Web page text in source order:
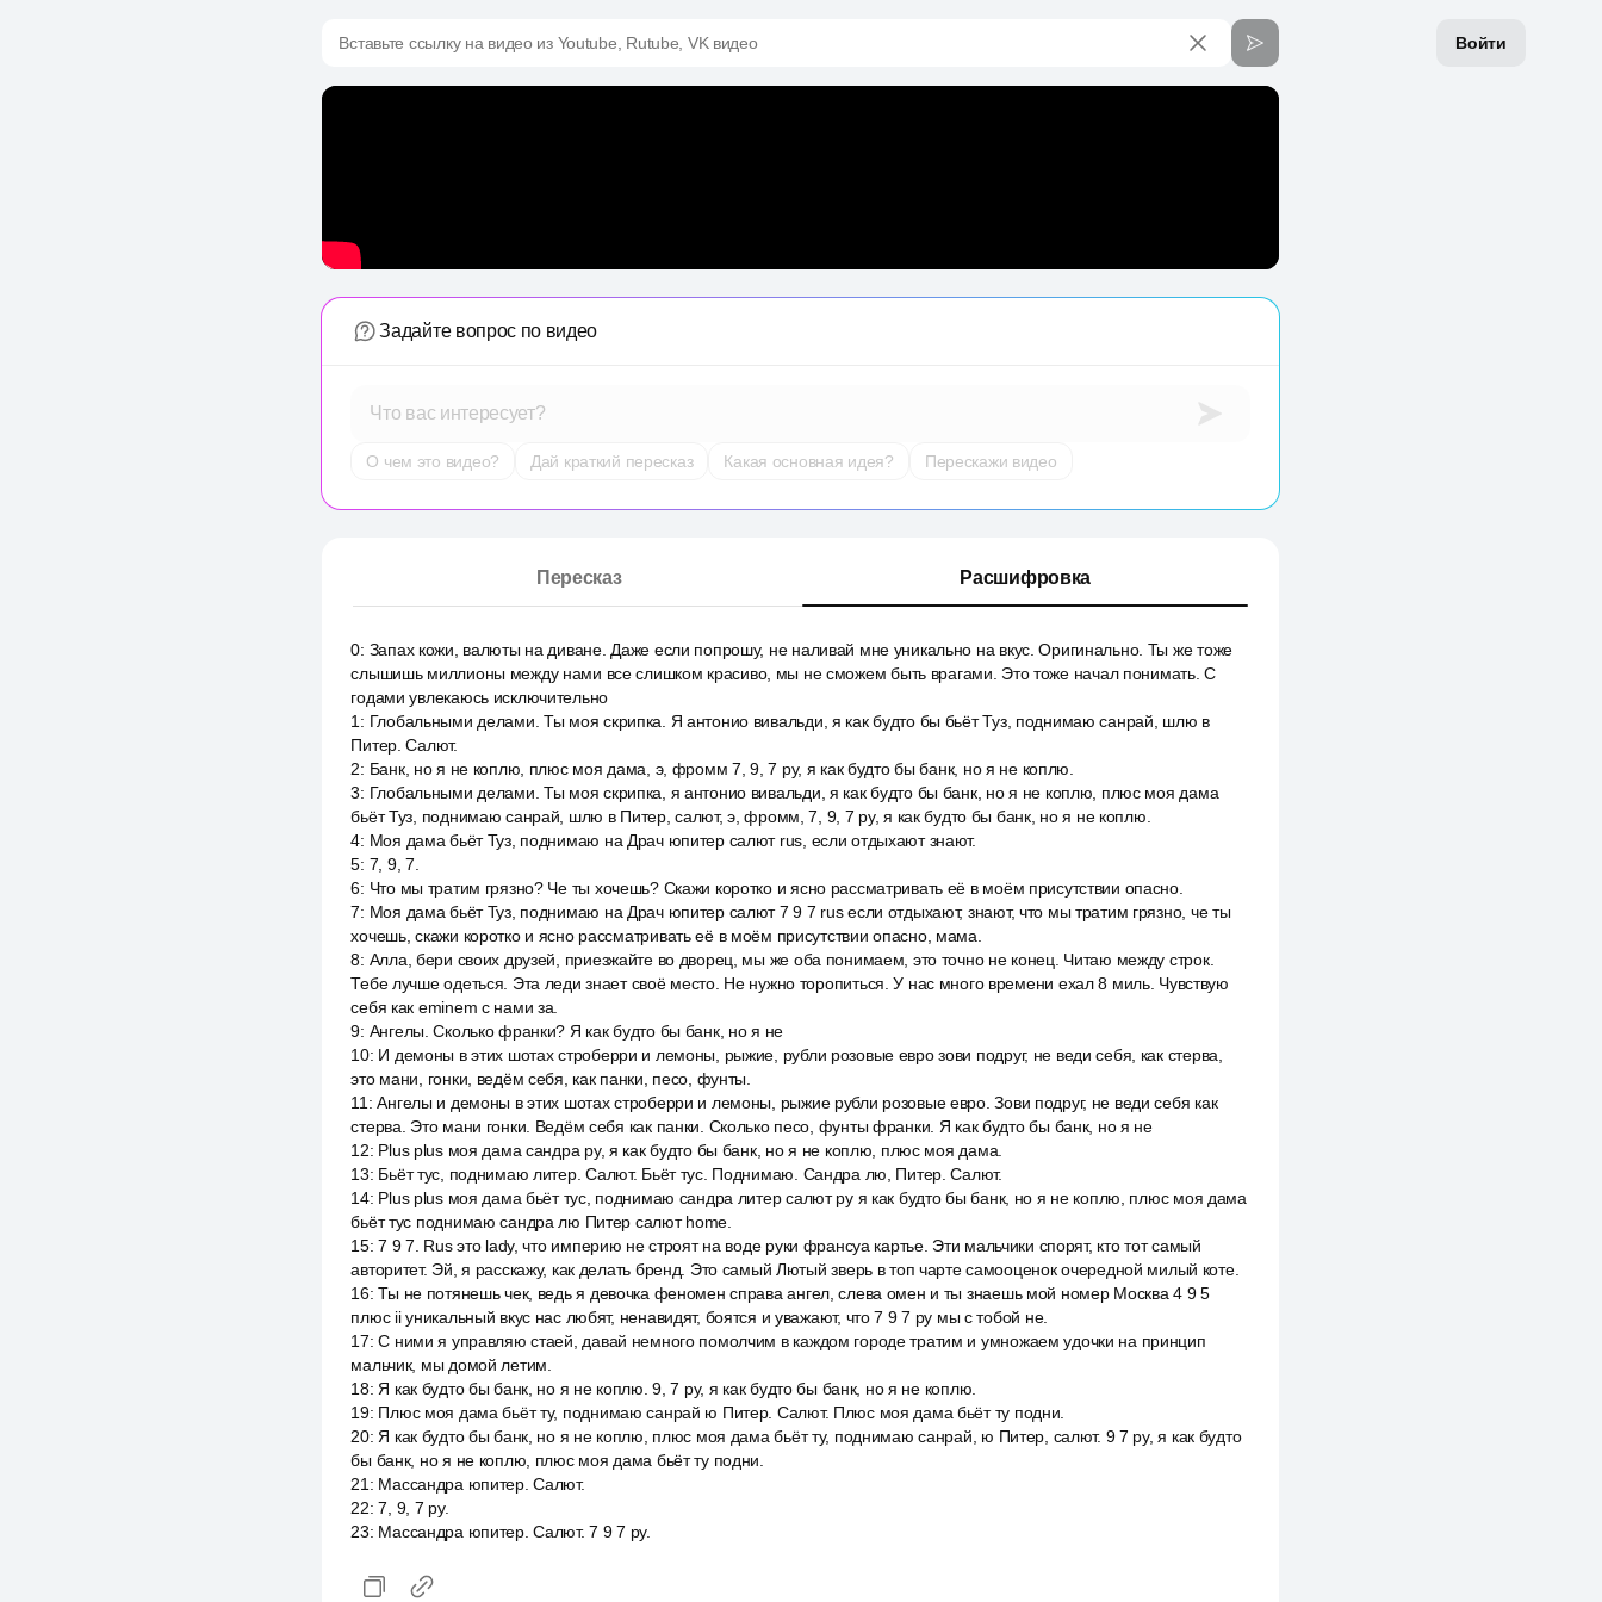
Войти
Вставьте ссылку на видео из Youtube, Rutube, VK видео
Задайте вопрос по видео
Что вас интересует?
О чем это видео? Дай краткий пересказ Какая основная идея? Перескажи видео
Пересказ Расшифровка
0: Запах кожи, валюты на диване. Даже если попрошу, не наливай мне уникально на вкус. Оригинально. Ты же тоже
слышишь миллионы между нами все слишком красиво, мы не сможем быть врагами. Это тоже начал понимать. С
годами увлекаюсь исключительно
1 : Глобальными делами. Ты моя скрипка. Я антонио вивальди, я как будто бы бьёт Туз, поднимаю санрай, шлю в
Питер. Салют.
2: Банк, но я не коплю, плюс моя дама, э, фромм 7, 9, 7 ру, я как будто бы банк, но я не коплю.
3: Глобальными делами. Ты моя скрипка, я антонио вивальди, я как будто бы банк, но я не коплю, плюс моя дама
бьёт Туз, поднимаю санрай, шлю в Питер, салют, э, фромм, 7, 9, 7 ру, я как будто бы банк, но я не коплю.
4: Моя дама бьёт Туз, поднимаю на Драч юпитер салют rus, если отдыхают знают.
5: 7, 9, 7.
6: Что мы тратим грязно? Че ты хочешь? Скажи коротко и ясно рассматривать её в моём присутствии опасно.
7: Моя дама бьёт Туз, поднимаю на Драч юпитер салют 7 9 7 rus если отдыхают, знают, что мы тратим грязно, че ты
хочешь, скажи коротко и ясно рассматривать её в моём присутствии опасно, мама.
8: Алла, бери своих друзей, приезжайте во дворец, мы же оба понимаем, это точно не конец. Читаю между строк.
Тебе лучше одеться. Эта леди знает своё место. Не нужно торопиться. У нас много времени ехал 8 миль. Чувствую
себя как eminem с нами за.
9: Ангелы. Сколько франки? Я как будто бы банк, но я не
10: И демоны в этих шотах строберри и лемоны, рыжие, рубли розовые евро зови подруг, не веди себя, как стерва,
это мани, гонки, ведём себя, как панки, песо, фунты.
11 :Ангелы и демоны в этих шотах строберри и лемоны, рыжие рубли розовые евро. Зови подруг, не веди себя как
стерва. Это мани гонки. Ведём себя как панки. Сколько песо, фунты франки. Я как будто бы банк, но я не
12: Plus plus моя дама сандра ру, я как будто бы банк, но я не коплю, плюс моя дама.
13: Бьёт тус, поднимаю литер. Салют. Бьёт тус. Поднимаю. Сандра лю, Питер. Салют.
14: Plus plus моя дама бьёт тус, поднимаю сандра литер салют ру я как будто бы банк, но я не коплю, плюс моя дама
бьёт тус поднимаю сандра лю Питер салют home.
15:7 9 7. Rus это lady, что империю не строят на воде руки франсуа картье. Эти мальчики спорят, кто тот самый
авторитет. Эй, я расскажу, как делать бренд. Это самый Лютый зверь в топ чарте самооценок очередной милый коте.
16:Ты не потянешь чек, ведь я девочка феномен справа ангел, слева омен и ты знаешь мой номер Москва 4 9 5
плюс ii уникальный вкус нас любят, ненавидят, боятся и уважают, что 7 9 7 ру мы с тобой не.
17:С ними я управляю стаей, давай немного помолчим в каждом городе тратим и умножаем удочки на принцип
мальчик, мы домой летим.
18: Я как будто бы банк, но я не коплю. 9, 7 ру, я как будто бы банк, но я не коплю.
19: Плюс моя дама бьёт ту, поднимаю санрай ю Питер. Салют. Плюс моя дама бьёт ту подни.
20: Я как будто бы банк, но я не коплю, плюс моя дама бьёт ту, поднимаю санрай, ю Питер, салют. 9 7 ру, я как будто
бы банк, но я не коплю, плюс моя дама бьёт ту подни.
21 : Массандра юпитер. Салют.
22:7, 9, 7 ру.
23: Массандра юпитер. Салют. 7 9 7 ру.